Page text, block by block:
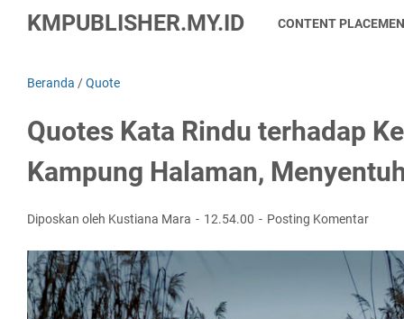
KMPUBLISHER.MY.ID CONTENT
Beranda /Quote
Quotes Kata Rindu terhadap
Kampung Halaman,
Diposkan oleh Kustiana Mara 12.54.00 Posting Komentar